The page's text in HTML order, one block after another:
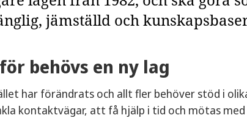
jämställd och
behövs en ny lag
har förändrats och allt fler behöver stöd i
kontaktvägar, att få hjälp i tid och mötas